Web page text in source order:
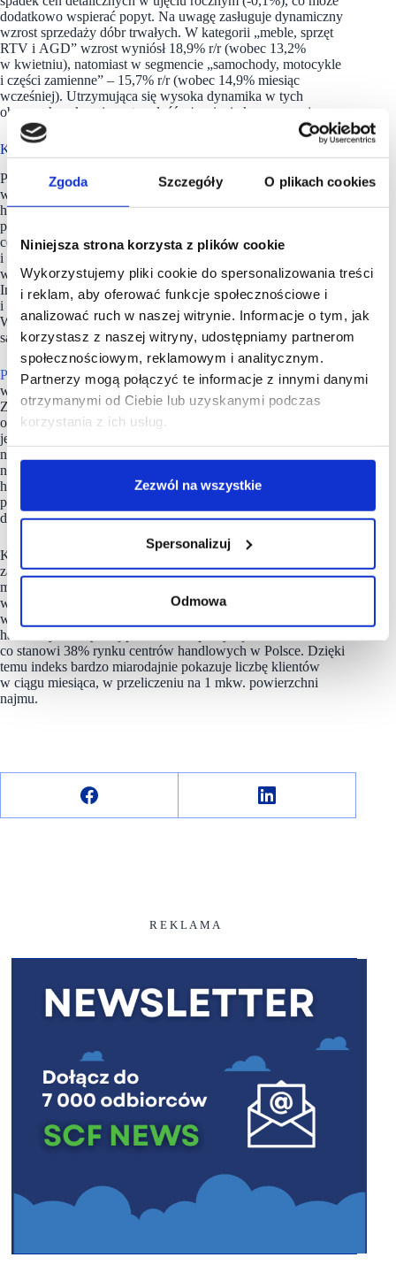
Zgoda Szczegóły O plikach cookies
Niniejsza strona korzysta z plików cookie
Wykorzystujemy pliki cookie do spersonalizowania treści
i reklam, aby oferować funkcje społecznościowe i
analizować ruch w naszej witrynie. Informacje o tym, jak
korzystasz z naszej witryny, udostępniamy partnerom
społecznościowym, reklamowym i analitycznym.
Partnerzy mogą połączyć te informacje z innymi danymi
otrzymanymi od Ciebie lub uzyskanymi podczas
korzystania z ich usług.
Zezwól na wszystkie
Spersonalizuj
Odmowa
dodatkowo wspierać popyt. Na uwagę zasługuje dynamiczny
wzrost sprzedaży dóbr trwałych. W kategorii „meble, sprzęt
RTV i AGD” wzrost wyniósł 18,9% r/r (wobec 13,2%
w kwietniu), natomiast w segmencie „samochody, motocykle
i części zamienne” – 15,7% r/r (wobec 14,9% miesiąc
wcześniej). Utrzymująca się wysoka dynamika w tych
obszarach wskazuje na trwałość ożywienia konsumpcyjnego.
Kluczowe wskaźniki
PRCH Turnover Density Index – od 2008 r. jest największym
w Polsce wskaźnikiem obrotów najemców w centrach
handlowych. Dotyczy obiektów handlowych o łącznej
powierzchni powyżej 5 mln mkw., co stanowi 38% rynku
centrów handlowych w Polsce. Ze względu na poufność
i wrażliwość tego typu danych, za ich gromadzenie,
weryfikację i analizę odpowiada GfK – An NIQ Company.
Informacje pochodzą z raportów dostarczanych właścicielom
i zarządcom galerii handlowych bezpośrednio przez najemców.
Wyniki obrotów najemców w centrach handlowych podawane
są w PLN, w przeliczeniu na 1 mkw. powierzchni najmu.
PRCHFootfall Density Index od 2008 r. jest największym
w Polsce wskaźnikiem odwiedzalności centrów handlowych.
Za gromadzenie, weryfikację i analizę danych
o odwiedzalności odpowiada GfK – An NIQ Company. Indeks
jest przygotowywany na podstawie informacji dostarczanych z
nowoczesnych systemów kamer, pozwalających
na rzeczywiste, codzienne mierzenie ruchu w centrach
handlowych. To najbardziej miarodajny system analizujący
przepływy klientów w obiektach handlowych, wyróżniający się
dokładnością sięgającą aż do 98%.
Klienci odwiedzający galerie
są liczeni za pomocą kamer 3D
zainstalowanych przy każdym wejściu. Aby zminimalizować
możliwość błędów, kamery montowane są również
w dodatkowych miejscach, kluczowych dla weryfikacji ruchu
w danym obiekcie. Informacje są zbierane w obiektach
handlowych o łącznej powierzchni powyżej 5 mln mkw.,
co stanowi 38% rynku centrów handlowych w Polsce. Dzięki
temu indeks bardzo miarodajnie pokazuje liczbę klientów
w ciągu miesiąca, w przeliczeniu na 1 mkw. powierzchni
najmu.
R E K L A M A